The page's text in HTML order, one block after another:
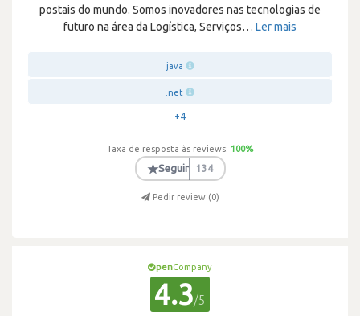
postais do mundo. Somos inovadores nas tecnologias de
futuro na área da Logística, Serviços… Ler mais
java
.net
+4
Taxa de resposta às reviews: 100%
★Seguir 134
Pedir review (0)
penCompany
4.3/5